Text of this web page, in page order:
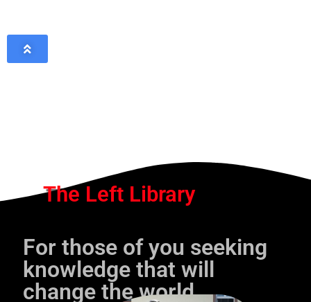
The Left Library
For those of you seeking
knowledge that will
change the world